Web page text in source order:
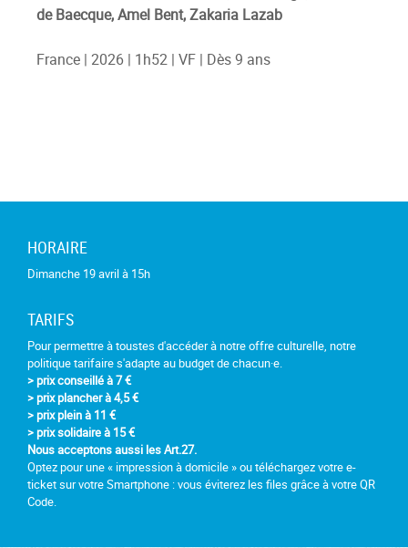
de Baecque, Amel Bent, Zakaria Lazab
France | 2026 | 1h52 | VF | Dès 9 ans
HORAIRE
Dimanche 19 avril à 15h
TARIFS
Pour permettre à toustes d'accéder à notre offre culturelle, notre
politique tarifaire s'adapte au budget de chacun·e.
> prix conseillé à 7 €
> prix plancher à 4,5 €
> prix plein à 11 €
> prix solidaire à 15 €
Nous acceptons aussi les Art.27.
Optez pour une « impression à domicile » ou téléchargez votre e-
ticket sur votre Smartphone : vous éviterez les files grâce à votre QR
Code.